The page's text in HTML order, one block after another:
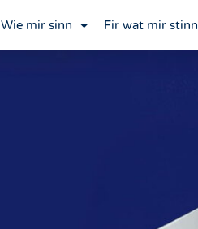
Wie mir sinn Fir wat mir stinn